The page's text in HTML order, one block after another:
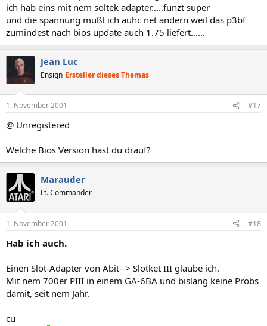
ich hab eins mit nem soltek adapter.....funzt super
und die spannung mußt ich auhc net ändern weil das p3bf
zumindest nach bios update auch 1.75 liefert......
Jean Luc
Ensign Ersteller dieses Themas
1. November 2001 #17
@ Unregistered
Welche Bios Version hast du drauf?
Marauder
Lt. Commander
1. November 2001 #18
Hab ich auch.
Einen Slot-Adapter von Abit--> Slotket III glaube ich.
Mit nem 700er PIII in einem GA-6BA und bislang keine Probs
damit, seit nem Jahr.
cu